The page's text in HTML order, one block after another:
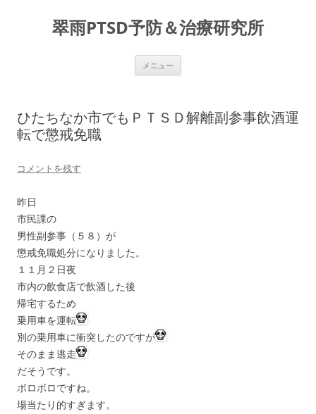
翠雨PTSD予防＆治療研究所
メニュー
ひたちなか市でもＰＴＳＤ解離副参事飲酒運
転で懲戒免職
コメントを残す
昨日
市民課の
男性副参事（５８）が
懲戒免職処分になりました。
１１月２日夜
市内の飲食店で飲酒した後
帰宅するため
乗用車を運転
別の乗用車に衝突したのですが
そのまま逃走
だそうです。
ボロボロですね。
場当たり的すぎます。